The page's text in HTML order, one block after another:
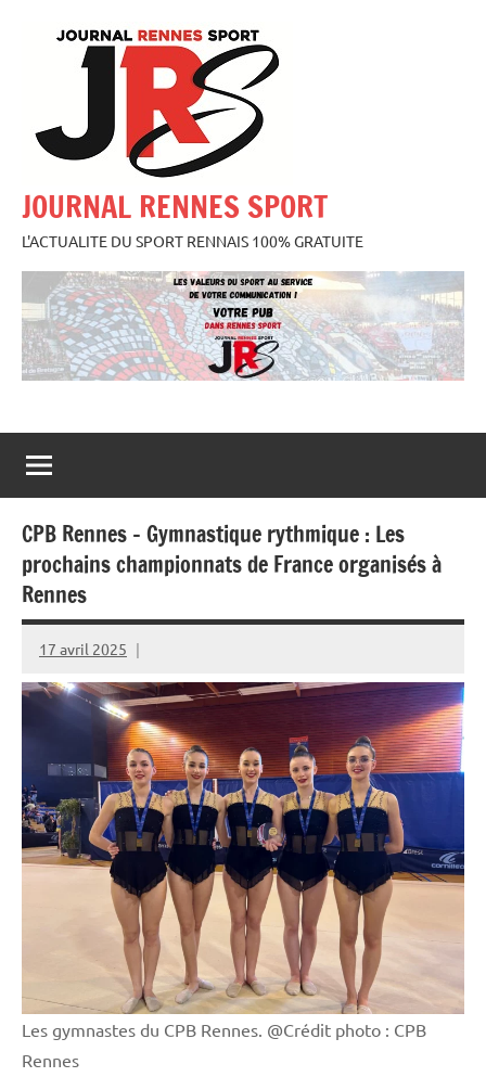
JOURNAL RENNES SPORT
L'ACTUALITE DU SPORT RENNAIS 100% GRATUITE
CPB Rennes – Gymnastique rythmique : Les
prochains championnats de France organisés à
Rennes
17 avril 2025
Rédaction
JRS
Les gymnastes du CPB Rennes. @Crédit photo : CPB
Rennes